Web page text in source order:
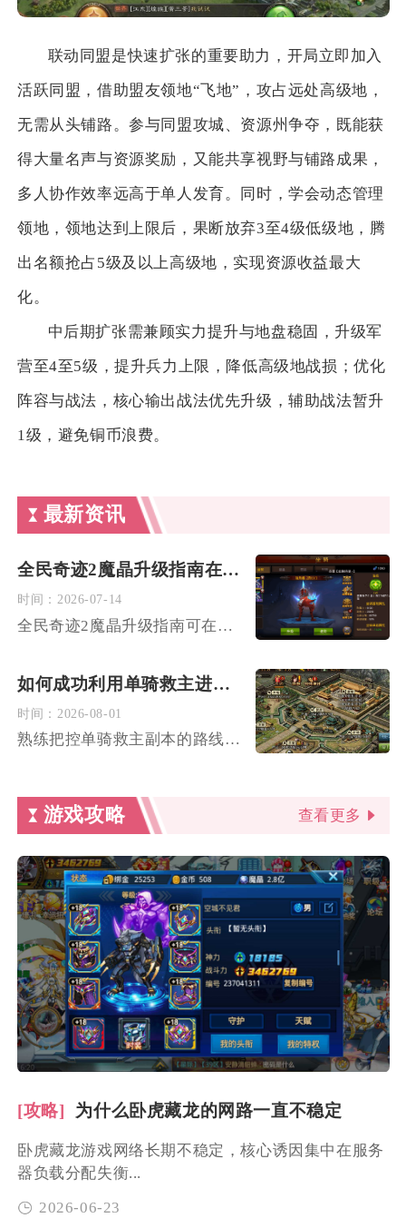
联动同盟是快速扩张的重要助力，开局立即加入
活跃同盟，借助盟友领地“飞地”，攻占远处高级地，
无需从头铺路。参与同盟攻城、资源州争夺，既能获
得大量名声与资源奖励，又能共享视野与铺路成果，
多人协作效率远高于单人发育。同时，学会动态管理
领地，领地达到上限后，果断放弃3至4级低级地，腾
出名额抢占5级及以上高级地，实现资源收益最大
化。
中后期扩张需兼顾实力提升与地盘稳固，升级军
营至4至5级，提升兵力上限，降低高级地战损；优化
阵容与战法，核心输出战法优先升级，辅助战法暂升
1级，避免铜币浪费。
最新资讯
全民奇迹2魔晶升级指南在哪里能找到
时间： 2026-07-14
全民奇迹2魔晶升级指南可在游戏内背包界面、技能界面、护身符兑...
如何成功利用单骑救主进行攻城掠地
时间： 2026-08-01
熟练把控单骑救主副本的路线、影子部署与分兵节奏，可稳定拿下五...
游戏攻略 查看更多
[攻略] 为什么卧虎藏龙的网路一直不稳定
卧虎藏龙游戏网络长期不稳定，核心诱因集中在服务
器负载分配失衡...
2026-06-23